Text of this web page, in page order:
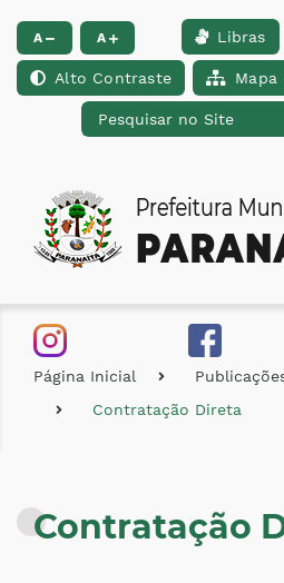
Ir para o conteúdo [alt+1] Ir para o
A A Libras
Alto Contraste Mapa
Página Inicial
Contratação Direta
Contratação